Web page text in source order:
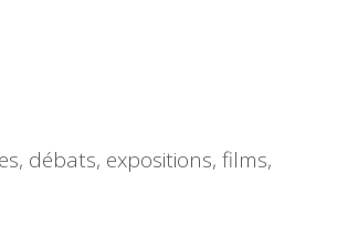
, débats, expositions,films,